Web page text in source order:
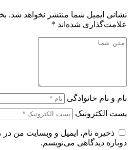
نشانی ایمیل شما منتشر نخواهد شد.
علامت‌گذاری شده‌اند *
نام و نام خانوادگی
پست الکترونیک
ذخیره نام، ایمیل و وبسایت من
دوباره دیدگاهی می‌نویسم.